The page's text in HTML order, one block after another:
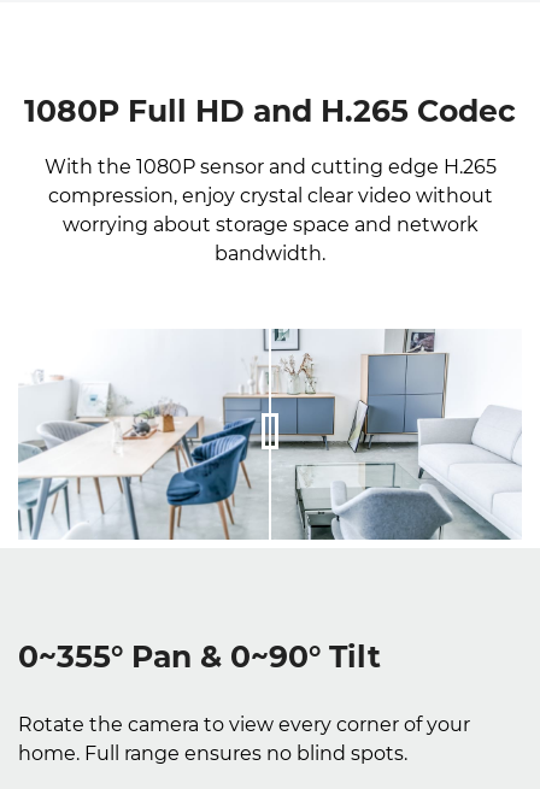
1080P Full HD and H.265 Codec
With the 1080P sensor and cutting edge H.265
compression, enjoy crystal clear video without
worrying about storage space and network
bandwidth.
0~355° Pan & 0~90° Tilt
Rotate the camera to view every corner of your
home. Full range ensures no blind spots.